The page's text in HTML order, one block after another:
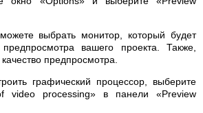
выбрать монитор, который будет
предпросмотра вашего проекта. Также,
предпросмотра.
графический процессор, выберите
video processing» в панели «Preview